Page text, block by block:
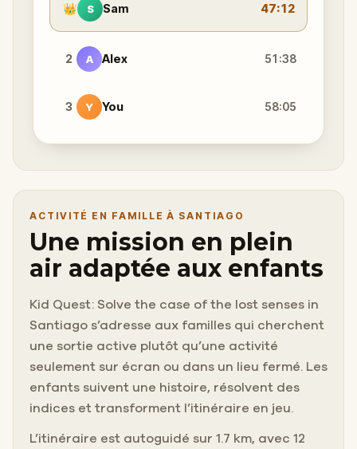
👑 S Sam 47:12
2 A Alex 51:38
3 Y You 58:05
ACTIVITÉ EN FAMILLE À SANTIAGO
Une mission en plein
air adaptée aux enfants
Kid Quest: Solve the case of the lost senses in
Santiago s’adresse aux familles qui cherchent
une sortie active plutôt qu’une activité
seulement sur écran ou dans un lieu fermé. Les
enfants suivent une histoire, résolvent des
indices et transforment l’itinéraire en jeu.
L’itinéraire est autoguidé sur 1.7 km, avec 12